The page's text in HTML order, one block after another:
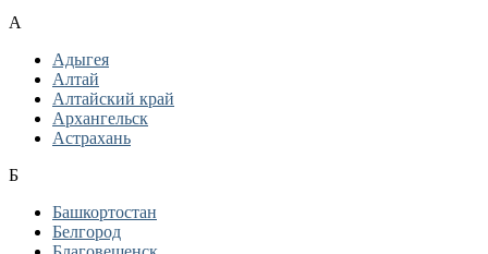
А
Адыгея
Алтай
Алтайский край
Архангельск
Астрахань
Б
Башкортостан
Белгород